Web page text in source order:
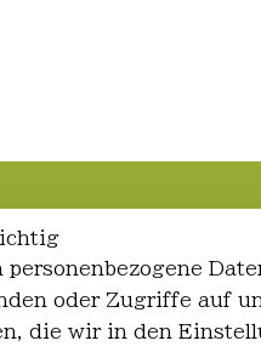
oder Zugriffe auf
die wir in den